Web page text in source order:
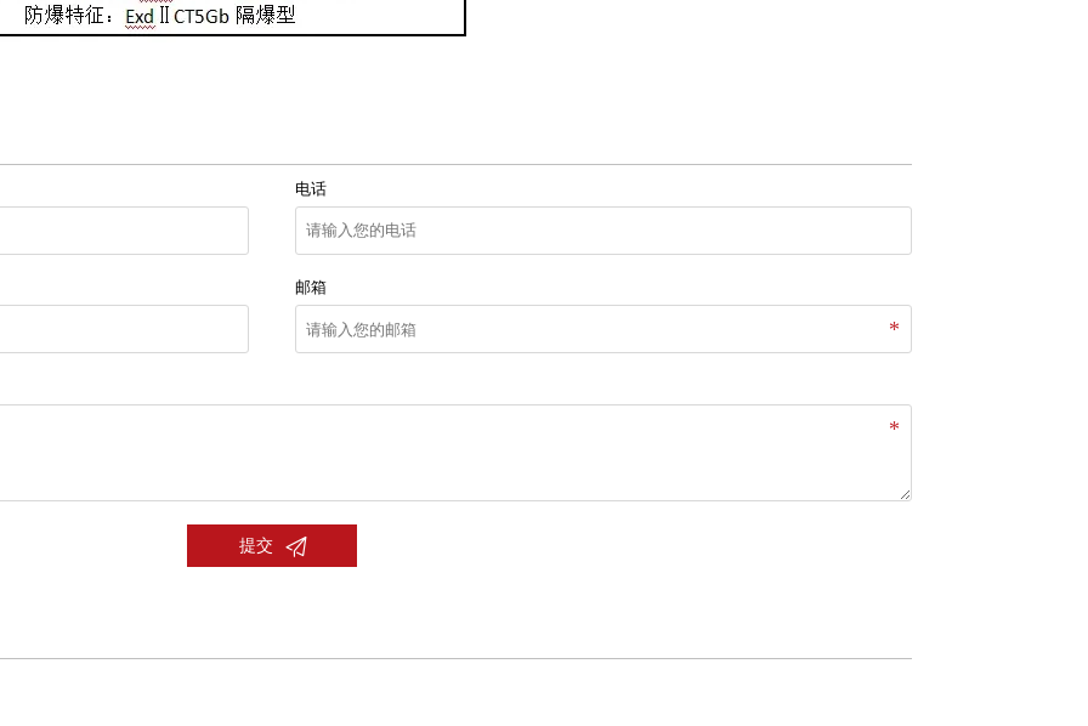
电话
邮箱
提交 